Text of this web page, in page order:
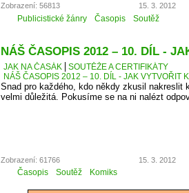
Zobrazení: 56813 15. 3. 2012
Publicistické žánry Časopis Soutěž
NÁŠ ČASOPIS 2012 – 10. DÍL -
JAK NA ČASÁK
SOUTĚŽE A CERTIFIKÁTY
NÁŠ ČASOPIS 2012 – 10. DÍL - JAK VYTVOŘIT
Snad pro každého, kdo někdy zkusil nakreslit
velmi důležitá. Pokusíme se na ni nalézt
Zobrazení: 61766 15. 3. 2012
Časopis Soutěž Komiks